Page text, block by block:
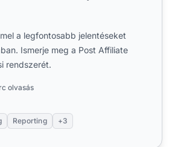
a legfontosabb jelentéseket
Ismerje meg a Post Affiliate
rendszerét.
olvasás
Reporting +3